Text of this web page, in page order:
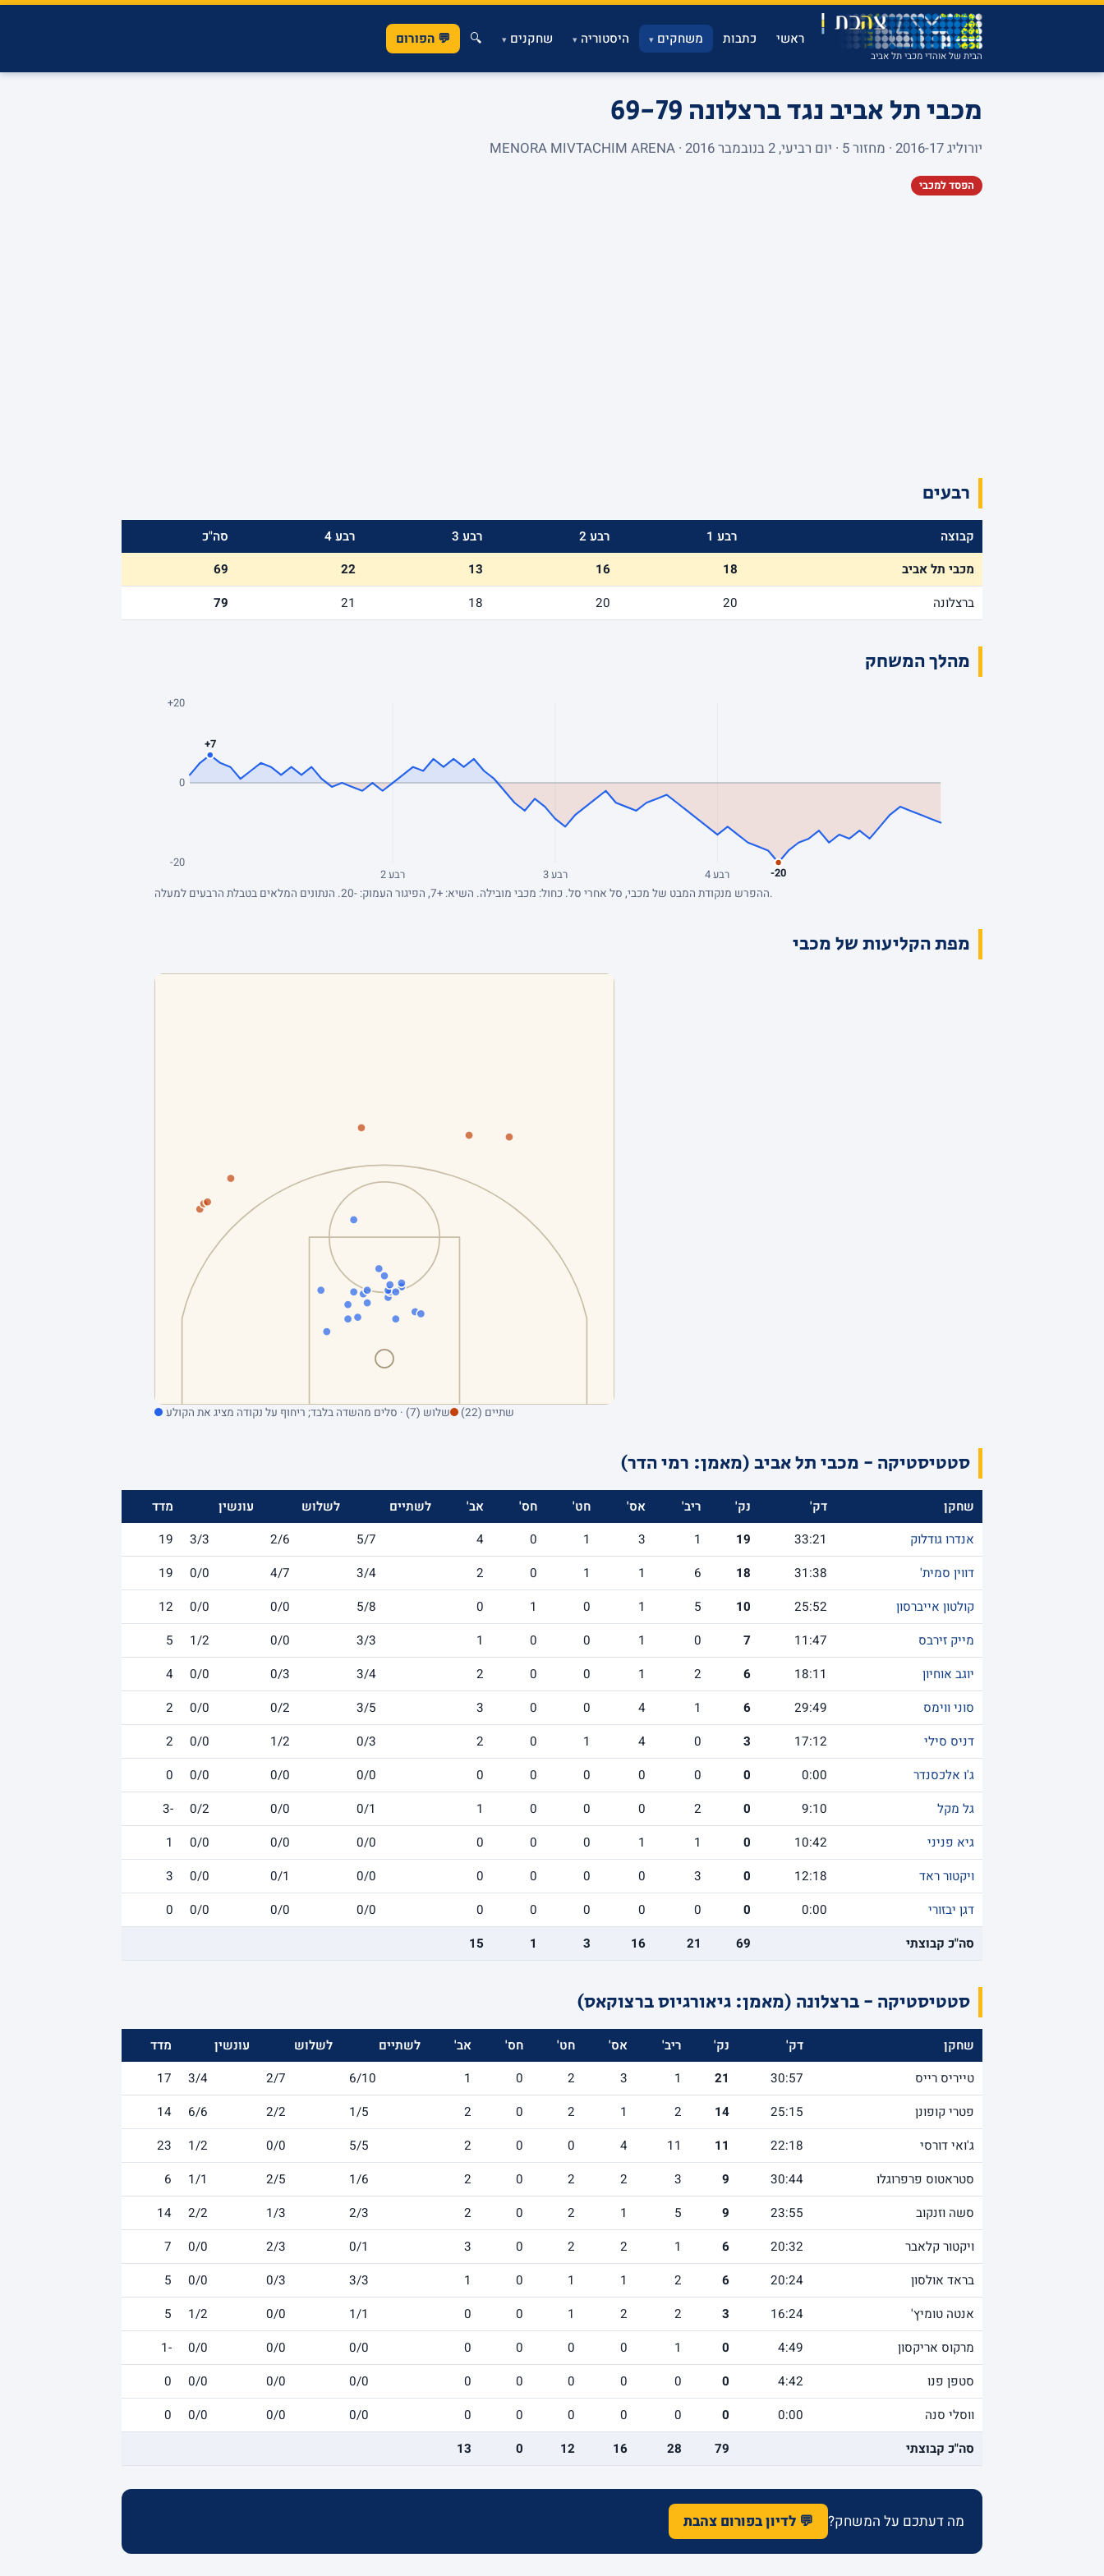
הבית של אוהדי מכבי תל אביב
ראשי כתבות משחקים▾ היסטוריה▾ שחקנים▾
🔍 💬 הפורום
מכבי תל אביב נגד ברצלונה 69-79
יורוליג 2016-17 · מחזור 5 · יום רביעי, 2 בנובמבר 2016 · MENORA MIVTACHIM ARENA
הפסד למכבי
רבעים
קבוצה רבע 1 רבע 2 רבע 3 רבע 4
סה"כ
מכבי תל אביב
18
16
13
22
69
ברצלונה
20
20
18
21
79
מהלך המשחק
+20
0
-20
+7
-20 רבע 2 רבע 3 רבע 4
ההפרש מנקודת המבט של מכבי, סל אחרי סל. כחול: מכבי מובילה. השיא: +7, הפיגור העמוק: -20. הנתונים המלאים בטבלת הרבעים למעלה.
מפת הקליעות של מכבי
שתיים (22) שלוש (7) · סלים מהשדה בלבד; ריחוף על נקודה מציג את הקולע
סטטיסטיקה - מכבי תל אביב (מאמן: רמי הדר)
שחקן דק' נק' ריב' אס' חט' חס' אב' לשתיים לשלוש עונשין
מדד
אנדרו גודלוק
33:21
19
1
3
1
0
4
5/7
2/6
3/3
19
דווין סמית'
31:38
18
6
1
1
0
2
3/4
4/7
0/0
19
קולטון אייברסון
25:52
10
5
1
0
1
0
5/8
0/0
0/0
12
מייק זירבס
11:47
7
0
1
0
0
1
3/3
0/0
1/2
5
יוגב אוחיון
18:11
6
2
1
0
0
2
3/4
0/3
0/0
4
סוני ווימס
29:49
6
1
4
0
0
3
3/5
0/2
0/0
2
דניס סילי
17:12
3
0
4
1
0
2
0/3
1/2
0/0
2
ג'ו אלכסנדר
0:00
0
0
0
0
0
0
0/0
0/0
0/0
0
גל מקל
9:10
0
2
0
0
0
1
0/1
0/0
0/2
-3
גיא פניני
10:42
0
1
1
0
0
0
0/0
0/0
0/0
1
ויקטור ראד
12:18
0
3
0
0
0
0
0/0
0/1
0/0
3
דגן יבזורי
0:00
0
0
0
0
0
0
0/0
0/0
0/0
0
סה"כ קבוצתי
69
21
16
3
1
15
סטטיסטיקה - ברצלונה (מאמן: גיאורגיוס ברצוקאס)
שחקן דק' נק' ריב' אס' חט' חס' אב' לשתיים לשלוש עונשין
מדד
טייריס רייס
30:57
21
1
3
2
0
1
6/10
2/7
3/4
17
פטרי קופונן
25:15
14
2
1
2
0
2
1/5
2/2
6/6
14
ג'ואי דורסי
22:18
11
11
4
0
0
2
5/5
0/0
1/2
23
סטראטוס פרפרוגלו
30:44
9
3
2
2
0
2
1/6
2/5
1/1
6
סשה וזנקוב
23:55
9
5
1
2
0
2
2/3
1/3
2/2
14
ויקטור קלאבר
20:32
6
1
2
2
0
3
0/1
2/3
0/0
7
בראד אולסון
20:24
6
2
1
1
0
1
3/3
0/3
0/0
5
אנטה טומיץ'
16:24
3
2
2
1
0
0
1/1
0/0
1/2
5
מרקוס אריקסון
4:49
0
1
0
0
0
0
0/0
0/0
0/0
-1
סטפן פנו
4:42
0
0
0
0
0
0
0/0
0/0
0/0
0
ווסלי סנה
0:00
0
0
0
0
0
0
0/0
0/0
0/0
0
סה"כ קבוצתי
79
28
16
12
0
13
מה דעתכם על המשחק? 💬 לדיון בפורום צהבת